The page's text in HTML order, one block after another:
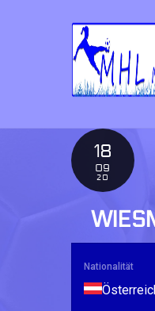
18
09
20
Nationalität